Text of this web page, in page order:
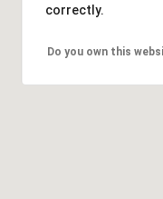
correctly.
Do you own this